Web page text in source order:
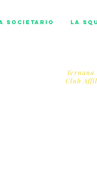
societario La
Ternana
​Club